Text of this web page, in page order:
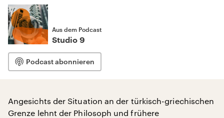
Aus dem Podcast
Studio 9
Podcast abonnieren
Angesichts der Situation an der türkisch-griechischen
Grenze lehnt der Philosoph und frühere